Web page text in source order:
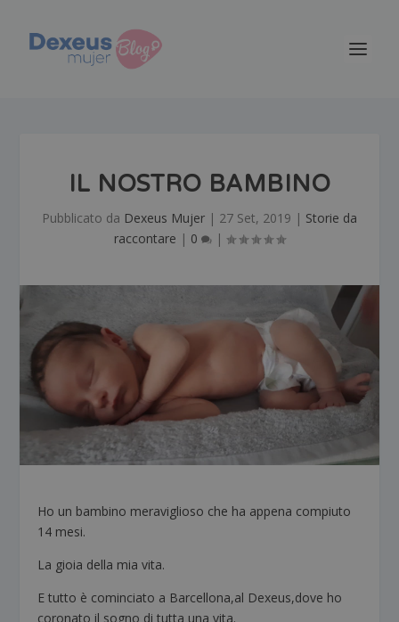
IL NOSTRO BAMBINO
Pubblicato da Dexeus Mujer | 27 Set, 2019 | Storie da
raccontare | 0 |
Ho un bambino meraviglioso che ha appena compiuto
14 mesi.
La gioia della mia vita.
E tutto è cominciato a Barcellona,al Dexeus,dove ho
coronato il sogno di tutta una vita.